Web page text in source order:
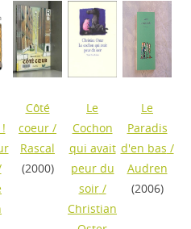
Côté
coeur /
Rascal
(2000)
Le
Cochon
qui avait
peur du
soir/
Christian
Le
Paradis
d'en bas /
Audren
(2006)